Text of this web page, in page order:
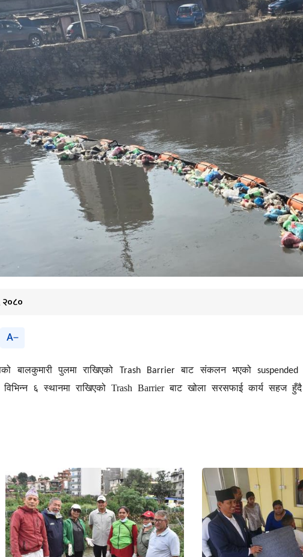
२०८०
A
बालकुमारी पुलमा राखिएको Trash Barrierबाट संकलन भएको
विभिन्न ६ स्थानमा राखिएको Trash Barrier बाट खोला सरसफाई कार्य सहज